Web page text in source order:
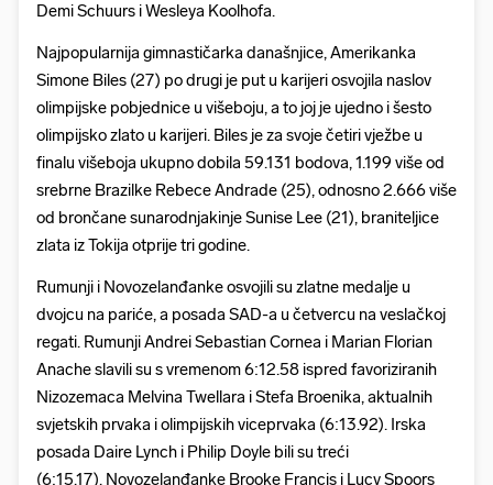
Demi Schuurs i Wesleya Koolhofa.
Najpopularnija gimnastičarka današnjice, Amerikanka
Simone Biles (27) po drugi je put u karijeri osvojila naslov
olimpijske pobjednice u višeboju, a to joj je ujedno i šesto
olimpijsko zlato u karijeri. Biles je za svoje četiri vježbe u
finalu višeboja ukupno dobila 59.131 bodova, 1.199 više od
srebrne Brazilke Rebece Andrade (25), odnosno 2.666 više
od brončane sunarodnjakinje Sunise Lee (21), braniteljice
zlata iz Tokija otprije tri godine.
Rumunji i Novozelanđanke osvojili su zlatne medalje u
dvojcu na pariće, a posada SAD-a u četvercu na veslačkoj
regati. Rumunji Andrei Sebastian Cornea i Marian Florian
Anache slavili su s vremenom 6:12.58 ispred favoriziranih
Nizozemaca Melvina Twellara i Stefa Broenika, aktualnih
svjetskih prvaka i olimpijskih viceprvaka (6:13.92). Irska
posada Daire Lynch i Philip Doyle bili su treći
(6:15.17). Novozelanđanke Brooke Francis i Lucy Spoors